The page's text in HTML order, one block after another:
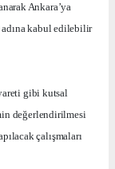
Ankara’ya
adına kabul edilebilir
gibi kutsal
değerlendirilmesi
çalışmaları